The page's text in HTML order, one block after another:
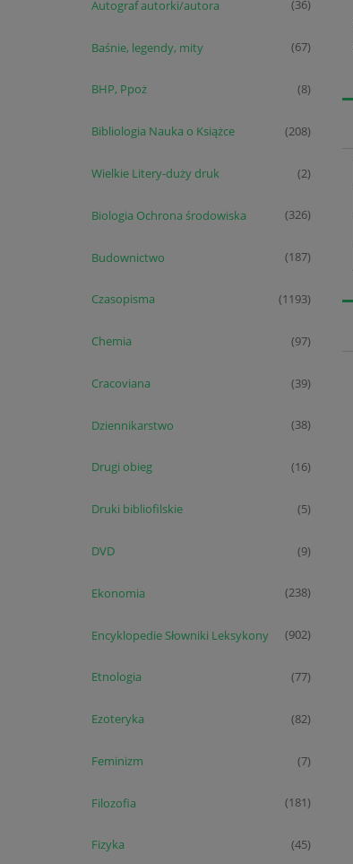
Autograf autorki/autora (36)
Baśnie, legendy, mity (67)
BHP, Ppoż (8)
Bibliologia Nauka o Książce (208)
Wielkie Litery-duży druk (2)
Biologia Ochrona środowiska (326)
Budownictwo (187)
Czasopisma (1193)
Chemia (97)
Cracoviana (39)
Dziennikarstwo (38)
Drugi obieg (16)
Druki bibliofilskie (5)
DVD (9)
Ekonomia (238)
Encyklopedie Słowniki Leksykony (902)
Etnologia (77)
Ezoteryka (82)
Feminizm (7)
Filozofia (181)
Fizyka (45)